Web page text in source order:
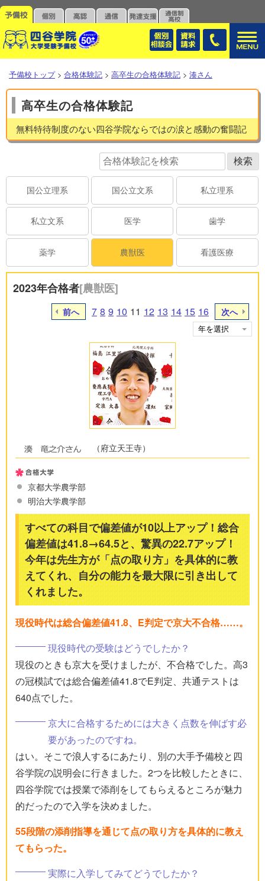
予備校トップ > 合格体験記 > 高卒生の合格体験記 > 湊さん
高卒生の合格体験記
無料特待制度のない四谷学院ならではの涙と感動の奮闘記
国公立理系 国公立文系 私立理系
私立文系 医学 歯学
薬学 農獣医 看護医療
2023年合格者[農獣医]
前へ 7 8 9 10 11 12 13 14 15 16 次へ
（府立天王寺）
京都大学農学部
明治大学農学部
すべての科目で偏差値が10以上アップ！総合
偏差値は41.8→64.5と、驚異の22.7アップ！
今年は先生方が「点の取り方」を具体的に教
えてくれ、自分の能力を最大限に引き出して
くれました。
現役時代は総合偏差値41.8、E判定で京大不合格……。
現役時代の受験はどうでしたか？
現役のときも京大を受けましたが、不合格でした。高3
の冠模試では総合偏差値41.8でE判定、共通テストは
640点でした。
京大に合格するためには大きく点数を伸ばす必
要があったのですね。
はい。そこで浪人するにあたり、別の大手予備校と四
谷学院の説明会に行きました。2つを比較したときに、
四谷学院では授業で添削をしてもらえるところが魅力
的だったので入学を決めました。
55段階の添削指導を通じて点の取り方を具体的に教え
てもらった。
実際に入学してみてどうでしたか？